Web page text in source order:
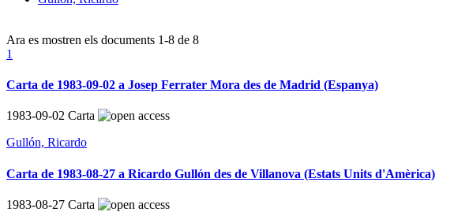
Ara es mostren els documents 1-8 de 8
1
Carta de 1983-09-02 a Josep Ferrater Mora des de Madrid (Espanya)
1983-09-02 Carta
Gullón, Ricardo
Carta de 1983-08-27 a Ricardo Gullón des de Villanova (Estats Units d'Amèrica)
1983-08-27 Carta